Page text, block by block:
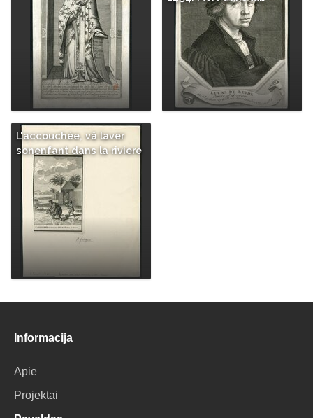
L'accouchée, vâ laver
sonenfant dans la riviere
Informacija
Apie
Projektai